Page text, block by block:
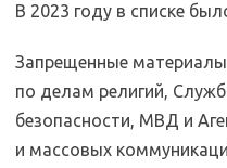
В 2023 году в списке
Запрещенные
по делам религий,
безопасности, МВД и
и массовых